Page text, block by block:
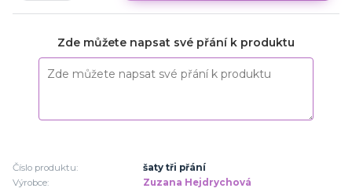
Zde můžete napsat své přání k produktu
Číslo produktu:
šaty tři přání
Výrobce:
Zuzana Hejdrychová